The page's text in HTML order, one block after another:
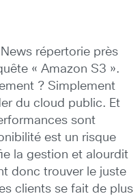
répertorie près
« Amazon S3 ».
? Simplement
du cloud public. Et
sont
est un risque
la gestion et alourdit
donc trouver le juste
clients se fait de plus